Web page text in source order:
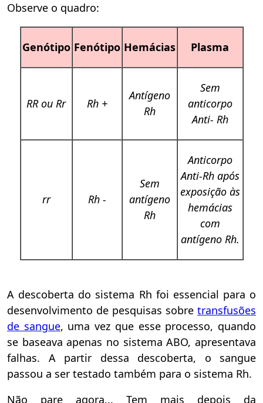
Observe o quadro:
Genótipo Fenótipo Hemácias Plasma
RR ou Rr Rh +
Antígeno
Rh
Sem
anticorpo
Anti- Rh
rr Rh -
Sem
antígeno
Rh
Anticorpo
Anti-Rh após
exposição às
hemácias
com
antígeno Rh.
A descoberta do sistema Rh foi essencial para o
desenvolvimento de pesquisas sobre transfusões
de sangue, uma vez que esse processo, quando
se baseava apenas no sistema ABO, apresentava
falhas. A partir dessa descoberta, o sangue
passou a ser testado também para o sistema Rh.
Não pare agora... Tem mais depois da